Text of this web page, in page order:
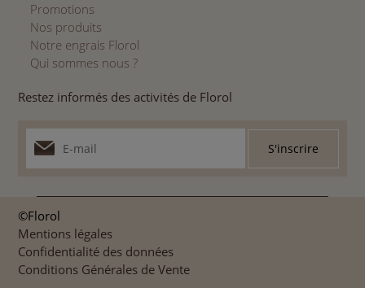
Promotions
Nos produits
Notre engrais Florol
Qui sommes nous ?
Restez informés des activités de Florol
©Florol
Mentions légales
Confidentialité des données
Conditions Générales de Vente